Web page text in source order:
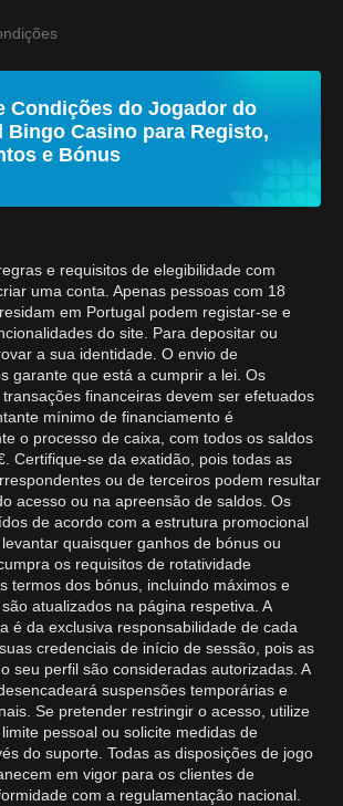
Condições do Jogador do
Bingo Casino para Registo,
e Bónus
e requisitos de elegibilidade com
uma conta. Apenas pessoas com 18
em Portugal podem registar-se e
do site. Para depositar ou
a sua identidade. O envio de
garante que está a cumprir a lei. Os
financeiras devem ser efetuados
mínimo de financiamento é
o processo de caixa, com todos os saldos
Certifique-se da exatidão, pois todas as
ou de terceiros podem resultar
acesso ou na apreensão de saldos. Os
de acordo com a estrutura promocional
quaisquer ganhos de bónus ou
os requisitos de rotatividade
termos dos bónus, incluindo máximos e
atualizados na página respetiva. A
é da exclusiva responsabilidade de cada
credenciais de início de sessão, pois as
seu perfil são consideradas autorizadas. A
suspensões temporárias e
Se pretender restringir o acesso, utilize
pessoal ou solicite medidas de
do suporte. Todas as disposições de jogo
em vigor para os clientes de
com a regulamentação nacional.